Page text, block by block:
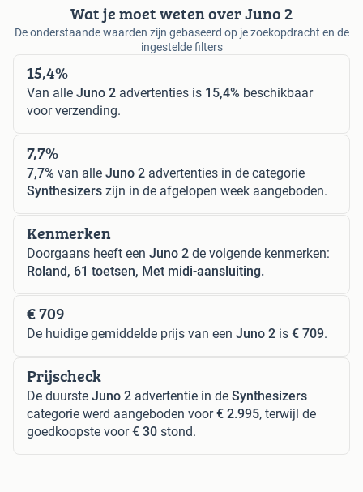
Wat je moet weten over Juno 2
De onderstaande waarden zijn gebaseerd op je zoekopdracht en de
ingestelde filters
15,4%
Van alle Juno 2 advertenties is 15,4% beschikbaar
voor verzending.
7,7%
7,7% van alle Juno 2 advertenties in de categorie
Synthesizers zijn in de afgelopen week aangeboden.
Kenmerken
Doorgaans heeft een Juno 2 de volgende kenmerken:
Roland, 61 toetsen, Met midi-aansluiting.
€ 709
De huidige gemiddelde prijs van een Juno 2 is € 709.
Prijscheck
De duurste Juno 2 advertentie in de Synthesizers
categorie werd aangeboden voor€ 2.995, terwijl de
goedkoopste voor€ 30 stond.